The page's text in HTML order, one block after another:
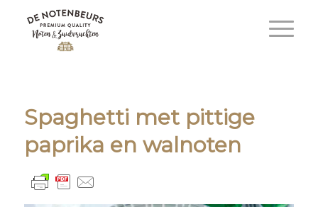
Spaghetti met pittige
paprika en walnoten